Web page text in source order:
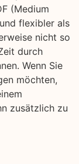
(Medium
flexibler als
nicht so
durch
Wenn Sie
möchten,
zusätzlich zu